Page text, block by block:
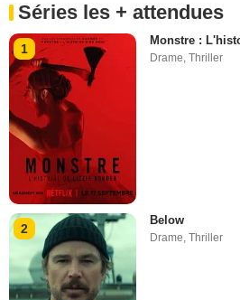
Séries les + attendues
1
Monstre :
Drame,Thriller
2
Below
Drame ,Thriller